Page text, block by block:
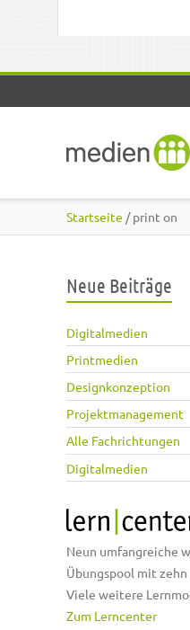
Startseite / print on
Neue Beiträge
Digitalmedien
Printmedien
Designkonzeption
Projektmanagement
Alle Fachrichtungen
Digitalmedien
Neun umfangreiche
Übungspool mit
Viele weitere
Zum Lerncenter